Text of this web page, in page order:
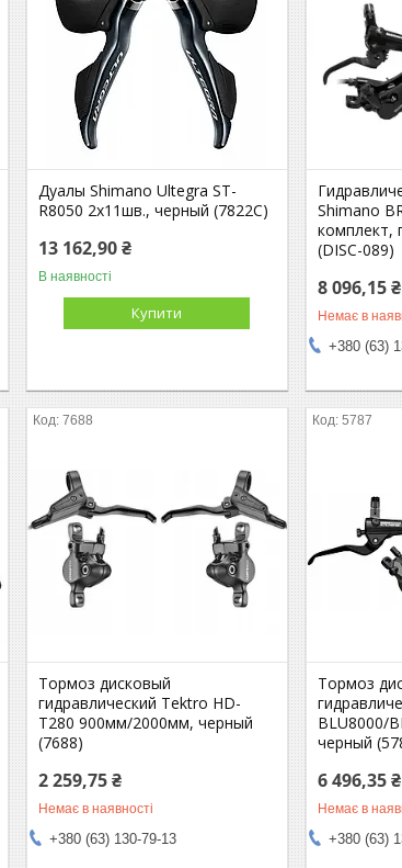
Дуалы Shimano Ultegra ST-
R8050 2x11шв., черный (7822C)
13 162,90 ₴
В наявності
Купити
Shimano
комплект,
(DISC-089)
8 096,15 ₴
Немає в
+380 (63)
7688
Тормоз дисковый
гидравлический Tektro HD-
T280 900мм/2000мм, черный
(7688)
2 259,75 ₴
Немає в наявності
+380 (63) 130-79-13
5787
Тормоз
BLU8000/
черный
6 496,35 ₴
Немає в
+380 (63)